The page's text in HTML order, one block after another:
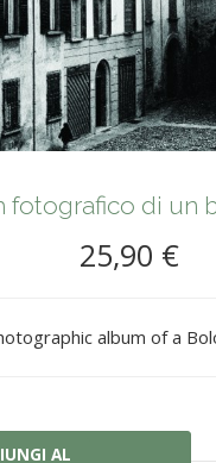
fotografico di un
25,90 €
album of a
AL